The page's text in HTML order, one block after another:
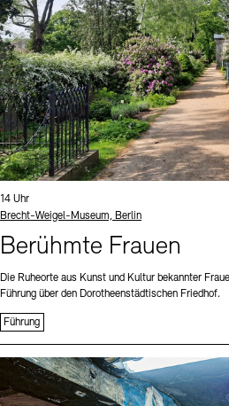
Uhrzeit:
14 Uhr
Standort
Brecht-Weigel-Museum, Berlin
Berühmte Frauen
Die Ruheorte aus Kunst und Kultur bekannter
Führung über den Dorotheenstädtischen Friedhof.
Führung